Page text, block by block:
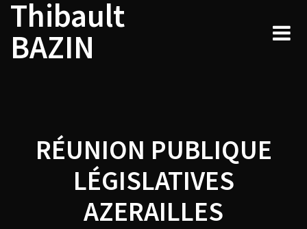
Skip
content
Thibault
BAZIN
RÉUNION PUBLIQUE
LÉGISLATIVES
AZERAILLES
Navigation
de